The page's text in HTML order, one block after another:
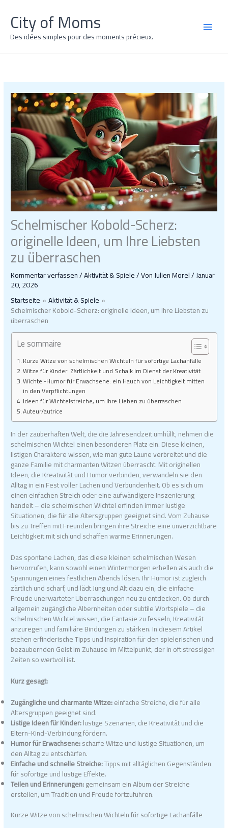
Inhalt
springen
City of Moms
Des idées simples pour des moments précieux.
Schelmischer Kobold-Scherz:
originelle Ideen, um Ihre Liebsten
zu überraschen
Kommentar verfassen/Aktivität & Spiele/ VonJulien Morel/Januar
20, 2026
Startseite
Aktivität & Spiele
Schelmischer Kobold-Scherz: originelle Ideen, um Ihre Liebsten zu
überraschen
Le sommaire
Kurze Witze von schelmischen Wichteln für sofortige Lachanfälle
Witze für Kinder: Zärtlichkeit und Schalk im Dienst der Kreativität
Wichtel-Humor für Erwachsene: ein Hauch von Leichtigkeit mitten
in den Verpflichtungen
Ideen für Wichtelstreiche, um Ihre Lieben zu überraschen
Auteur/autrice
In der zauberhaften Welt, die die Jahresendzeit umhüllt, nehmen die
schelmischen Wichtel einen besonderen Platz ein. Diese kleinen,
listigen Charaktere wissen, wie man gute Laune verbreitet und die
ganze Familie mit charmanten Witzen überrascht. Mit originellen
Ideen, die Kreativität und Humor verbinden, verwandeln sie den
Alltag in ein Fest voller Lachen und Verbundenheit. Ob es sich um
einen einfachen Streich oder eine aufwändigere Inszenierung
handelt – die schelmischen Wichtel erfinden immer lustige
Situationen, die für alle Altersgruppen geeignet sind. Vom Zuhause
bis zu Treffen mit Freunden bringen ihre Streiche eine unverzichtbare
Leichtigkeit mit sich und schaffen warme Erinnerungen.
Das spontane Lachen, das diese kleinen schelmischen Wesen
hervorrufen, kann sowohl einen Wintermorgen erhellen als auch die
Spannungen eines festlichen Abends lösen. Ihr Humor ist zugleich
zärtlich und scharf, und lädt Jung und Alt dazu ein, die einfache
Freude unerwarteter Überraschungen neu zu entdecken. Ob durch
allgemein zugängliche Albernheiten oder subtile Wortspiele – die
schelmischen Wichtel wissen, die Fantasie zu fesseln, Kreativität
anzuregen und familiäre Bindungen zu stärken. In diesem Artikel
stehen erfinderische Tipps und Inspiration für den spielerischen und
bezaubernden Geist im Zuhause im Mittelpunkt, der in oft stressigen
Zeiten so wertvoll ist.
Kurz gesagt:
Zugängliche und charmante Witze:einfache Streiche, die für alle
Altersgruppen geeignet sind.
Listige Ideen für Kinder:lustige Szenarien, die Kreativität und die
Eltern-Kind-Verbindung fördern.
Humor für Erwachsene:scharfe Witze und lustige Situationen, um
den Alltag zu entschärfen.
Einfache und schnelle Streiche:Tipps mit alltäglichen Gegenständen
für sofortige und lustige Effekte.
Teilen und Erinnerungen:gemeinsam ein Album der Streiche
erstellen, um Tradition und Freude fortzuführen.
Kurze Witze von schelmischen Wichteln für sofortige Lachanfälle